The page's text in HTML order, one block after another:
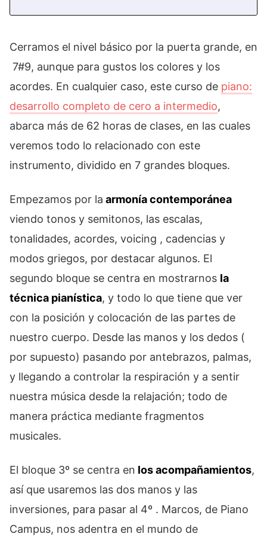
Cerramos el nivel básico por la puerta grande, en
7#9, aunque para gustos los colores y los
acordes. En cualquier caso, este curso de piano:
desarrollo completo de cero a intermedio,
abarca más de 62 horas de clases, en las cuales
veremos todo lo relacionado con este
instrumento, dividido en 7 grandes bloques.
Empezamos por la armonía contemporánea
viendo tonos y semitonos, las escalas,
tonalidades, acordes, voicing , cadencias y
modos griegos, por destacar algunos. El
segundo bloque se centra en mostrarnos la
técnica pianística, y todo lo que tiene que ver
con la posición y colocación de las partes de
nuestro cuerpo. Desde las manos y los dedos (
por supuesto) pasando por antebrazos, palmas,
y llegando a controlar la respiración y a sentir
nuestra música desde la relajación; todo de
manera práctica mediante fragmentos
musicales.
El bloque 3º se centra en los acompañamientos,
así que usaremos las dos manos y las
inversiones, para pasar al 4º . Marcos, de Piano
Campus, nos adentra en el mundo de